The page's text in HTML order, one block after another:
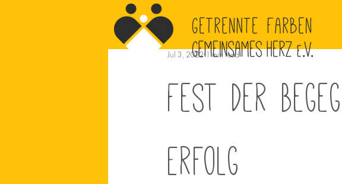
Fest der
Erfolg
Jul 3, 2022 1 min read